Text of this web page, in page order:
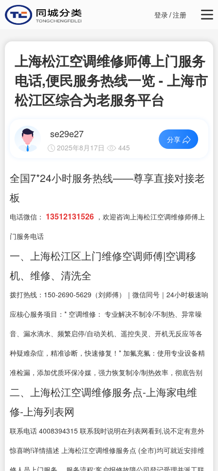
登录/注册
上海松江空调维修师傅上门服务
电话,便民服务热线一览 - 上海市
松江区综合为老服务平台
se29e27
2025年8月17日 445
分享
全国7*24小时服务热线——尊享直接对接老
板
电话微信： 13512131526 ，欢迎咨询上海松江空调维修师傅上
门服务电话
一、上海松江区上门维修空调师傅|空调移
机、维修、清洗全
拨打热线：150-2690-5629（刘师傅）｜微信同号｜24小时极速响
应核心服务项目：* 空调维修： 专业解决不制冷/不制热、异常噪
音、漏水滴水、频繁启停/自动关机、遥控失灵、开机无反应等各
种疑难杂症，精准诊断，快速修复！* 加氟充氟：使用专业设备精
准检漏，添加优质环保冷媒，强力恢复制冷/制热效率，彻底告别
二、上海松江空调维修服务点-上海家电维
修-上海列表网
联系电话 4008394315 联系我时说明在列表网看到,说不定有意外
惊喜哟!详情描述 上海松江空调维修服务点 (全市)均可就近安排维